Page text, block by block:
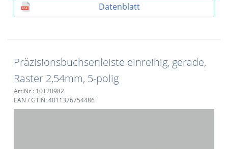
Datenblatt
Präzisionsbuchsenleiste einreihig, gerade,
Raster 2,54mm, 5-polig
Art.Nr.: 10120982
EAN / GTIN: 4011376754486